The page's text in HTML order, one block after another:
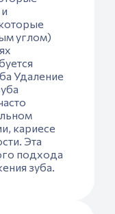
углом)
Удаление
кариесе
Эта
подхода
зуба.